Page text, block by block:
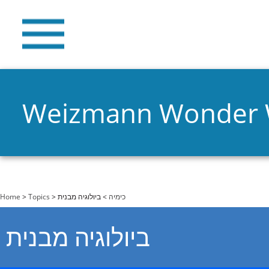
Weizmann Wonder
You are here
Home >Topics > כימיה > ביולוגיה מבנית
ביולוגיה מבנית